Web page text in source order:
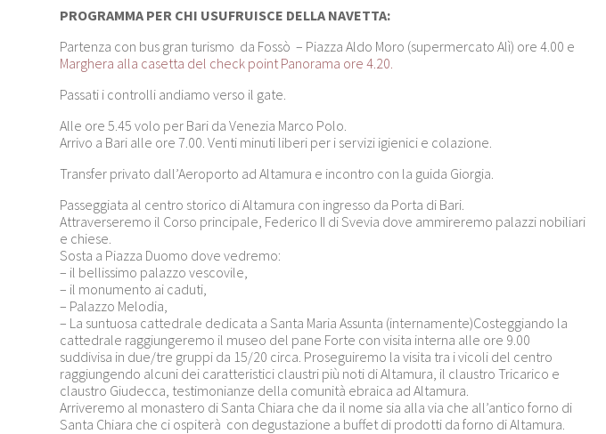
PROGRAMMA PER CHI USUFRUISCE DELLA NAVETTA:
Partenza con bus gran turismo da Fossò – Piazza Aldo Moro (supermercato Alì) ore 4.00 e
Marghera alla casetta del check point Panorama ore 4.20.
Passati i controlli andiamo verso il gate.
Alle ore 5.45 volo per Bari da Venezia Marco Polo.
Arrivo a Bari alle ore 7.00. Venti minuti liberi per i servizi igienici e colazione.
Transfer privato dall’Aeroporto ad Altamura e incontro con la guida Giorgia.
Passeggiata al centro storico di Altamura con ingresso da Porta di Bari.
Attraverseremo il Corso principale, Federico II di Svevia dove ammireremo palazzi nobiliari
e chiese.
Sosta a Piazza Duomo dove vedremo:
– il bellissimo palazzo vescovile,
– il monumento ai caduti,
– Palazzo Melodia,
– La suntuosa cattedrale dedicata a Santa Maria Assunta (internamente)Costeggiando la
cattedrale raggiungeremo il museo del pane Forte con visita interna alle ore 9.00
suddivisa in due/tre gruppi da 15/20 circa. Proseguiremo la visita tra i vicoli del centro
raggiungendo alcuni dei caratteristici claustri più noti di Altamura, il claustro Tricarico e
claustro Giudecca, testimonianze della comunità ebraica ad Altamura.
Arriveremo al monastero di Santa Chiara che da il nome sia alla via che all’antico forno di
Santa Chiara che ci ospiterà con degustazione a buffet di prodotti da forno di Altamura.